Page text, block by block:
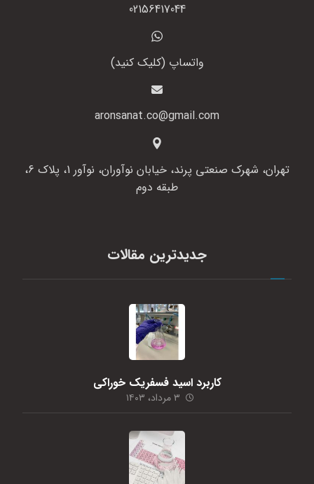
02156417044
واتساپ (کلیک کنید)
aronsanat.co@gmail.com
تهران، شهرک صنعتی پرند، خیابان نوآوران، نوآور 1، پلاک 6،
طبقه دوم
جدیدترین مقالات
کاربرد اسید فسفریک خوراکی
۳ مرداد، ۱۴۰۳